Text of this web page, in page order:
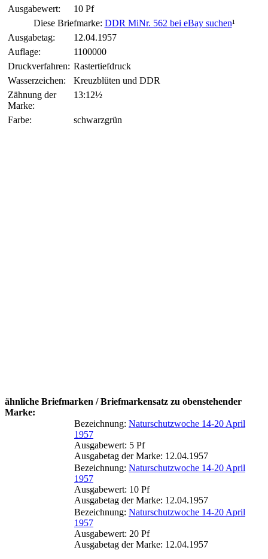
Ausgabewert:
10 Pf
Diese Briefmarke: DDR MiNr. 562 bei eBay suchen¹
Ausgabetag:
12.04.1957
Auflage:
1100000
Druckverfahren: Rastertiefdruck
Wasserzeichen:
Kreuzblüten und DDR
Zähnung der
Marke:
13:12½
Farbe: schwarzgrün
ähnliche Briefmarken / Briefmarkensatz zu obenstehender
Marke:
Bezeichnung: Naturschutzwoche 14-20 April
1957
Ausgabewert: 5 Pf
Ausgabetag der Marke: 12.04.1957
Bezeichnung: Naturschutzwoche 14-20 April
1957
Ausgabewert: 10 Pf
Ausgabetag der Marke: 12.04.1957
Bezeichnung: Naturschutzwoche 14-20 April
1957
Ausgabewert: 20 Pf
Ausgabetag der Marke: 12.04.1957